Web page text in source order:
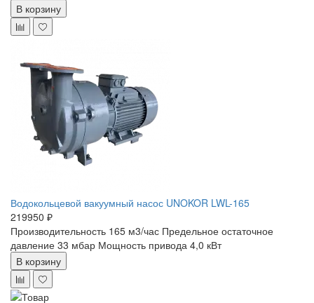
В корзину
Водокольцевой вакуумный насос UNOKOR LWL-165
219950 ₽
Производительность 165 м3/час Предельное остаточное
давление 33 мбар Мощность привода 4,0 кВт
В корзину